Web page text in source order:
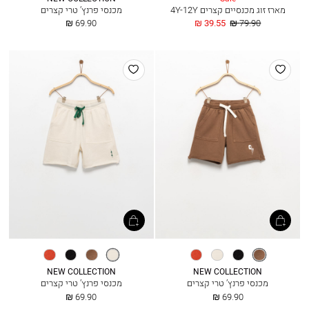
מארז זוג מכנסיים קצרים 4Y-12Y
החל
39.55 ₪ מחיר
79.90 ₪
מכנסי פרנץ’ טרי קצרים
החל
69.90 ₪
הוסף
למועדפים
חום
קקאו
שחור אופוויטחינה
כהה
NEW COLLECTION
מכנסי פרנץ’ טרי קצרים
החל
69.90 ₪
הוסף
למועדפים
אופוויטחום
קקאו
שחור חינה
כהה
NEW COLLECTION
מכנסי פרנץ’ טרי קצרים
החל
69.90 ₪